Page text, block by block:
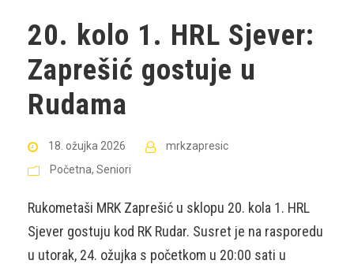
20. kolo 1. HRL Sjever:
Zaprešić gostuje u
Rudama
18. ožujka 2026
mrkzapresic
Početna, Seniori
Rukometaši MRK Zaprešić u sklopu 20. kola 1. HRL
Sjever gostuju kod RK Rudar. Susret je na rasporedu
u utorak, 24. ožujka s početkom u 20:00 sati u